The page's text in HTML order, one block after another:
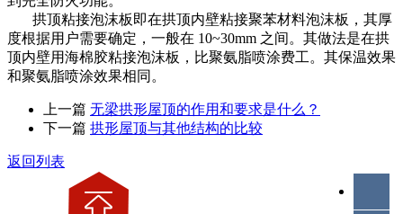
拱顶粘接泡沫板即在拱顶内壁粘接聚苯材料泡沫板，其厚
度根据用户需要确定，一般在 10~30mm 之间。其做法是在拱
顶内壁用海棉胶粘接泡沫板，比聚氨脂喷涂费工。其保温效果
和聚氨脂喷涂效果相同。
上一篇 无梁拱形屋顶的作用和要求是什么？
下一篇 拱形屋顶与其他结构的比较
返回列表